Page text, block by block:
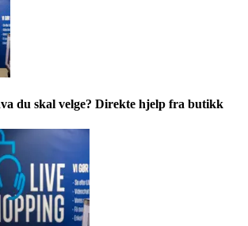
du skal velge? Direkte hjelp fra butikk